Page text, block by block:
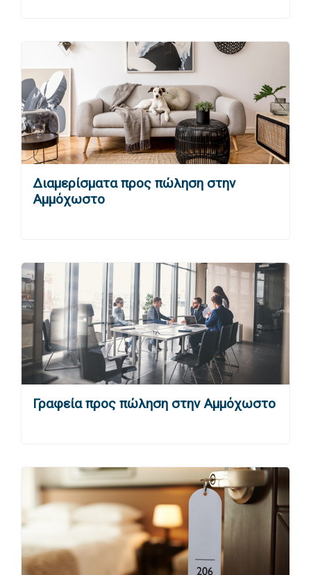
Διαμερίσματα προς πώληση στην
Αμμόχωστο
Γραφεία προς πώληση στην Αμμόχωστο